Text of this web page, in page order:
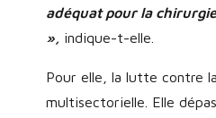
adéquat pour la
», indique-t-elle.
Pour elle, la lutte contre
multisectorielle. Elle